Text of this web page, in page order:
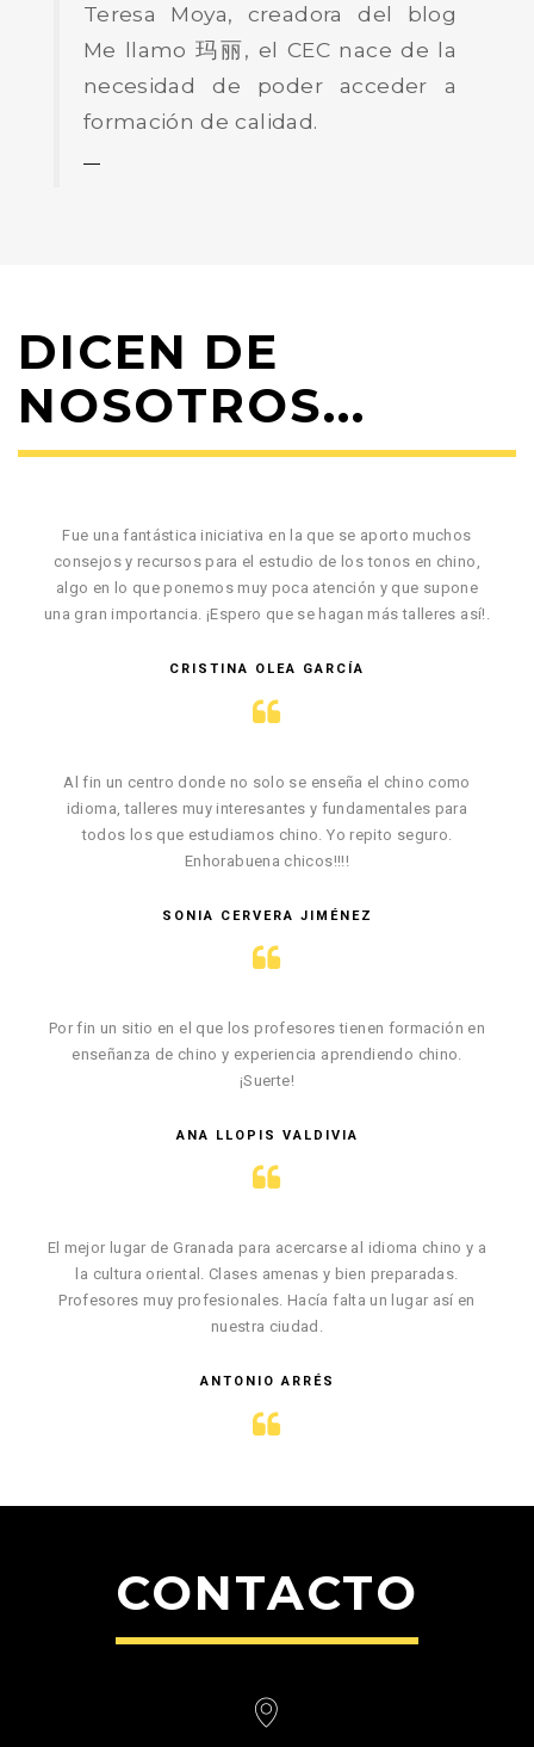
Teresa Moya, creadora del blog
Me llamo 玛丽, el CEC nace de la
necesidad de poder acceder a
formación de calidad.
DICEN DE
NOSOTROS...
Fue una fantástica iniciativa en la que se aporto muchos
consejos y recursos para el estudio de los tonos en chino,
algo en lo que ponemos muy poca atención y que supone
una gran importancia. ¡Espero que se hagan más talleres así!.
CRISTINA OLEA GARCÍA
Al fin un centro donde no solo se enseña el chino como
idioma, talleres muy interesantes y fundamentales para
todos los que estudiamos chino. Yo repito seguro.
Enhorabuena chicos!!!!
SONIA CERVERA JIMÉNEZ
Por fin un sitio en el que los profesores tienen formación en
enseñanza de chino y experiencia aprendiendo chino.
¡Suerte!
ANA LLOPIS VALDIVIA
El mejor lugar de Granada para acercarse al idioma chino y a
la cultura oriental. Clases amenas y bien preparadas.
Profesores muy profesionales. Hacía falta un lugar así en
nuestra ciudad.
ANTONIO ARRÉS
CONTACTO